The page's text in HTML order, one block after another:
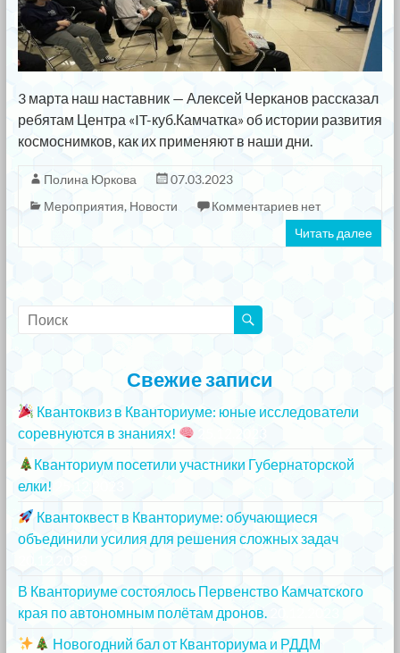
3 марта наш наставник — Алексей Черканов рассказал
ребятам Центра «IT-куб.Камчатка» об истории развития
космоснимков, как их применяют в наши дни.
Полина Юркова
07.03.2023
Мероприятия, Новости
Комментариев нет
Читать далее
Свежие записи
Квантоквиз в Кванториуме: юные исследователи
соревнуются в знаниях!
Кванториум посетили участники Губернаторской
елки!
Квантоквест в Кванториуме: обучающиеся
объединили усилия для решения сложных задач
В Кванториуме состоялось Первенство Камчатского
края по автономным полётам дронов.
Новогодний бал от Кванториума и РДДМ